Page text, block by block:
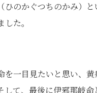
のかぐつちのかみ）
た。
一目見たいと思い、
て、最後に伊邪那岐